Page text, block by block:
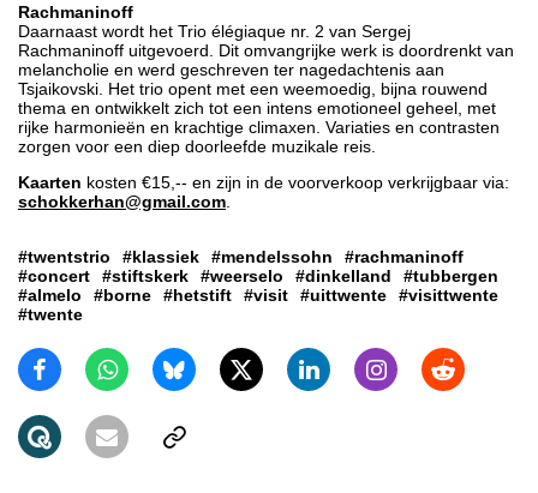
Rachmaninoff
Daarnaast wordt het Trio élégiaque nr. 2 van Sergej
Rachmaninoff uitgevoerd. Dit omvangrijke werk is doordrenkt van
melancholie en werd geschreven ter nagedachtenis aan
Tsjaikovski. Het trio opent met een weemoedig, bijna rouwend
thema en ontwikkelt zich tot een intens emotioneel geheel, met
rijke harmonieën en krachtige climaxen. Variaties en contrasten
zorgen voor een diep doorleefde muzikale reis.
Kaarten kosten €15,-- en zijn in de voorverkoop verkrijgbaar via:
schokkerhan@gmail.com
#twentstrio #klassiek #mendelssohn
#rachmaninoff
#concert
#stiftskerk #weerselo #dinkelland
#tubbergen
#almelo
#borne #hetstift #visit #uittwente
#visittwente
#twente